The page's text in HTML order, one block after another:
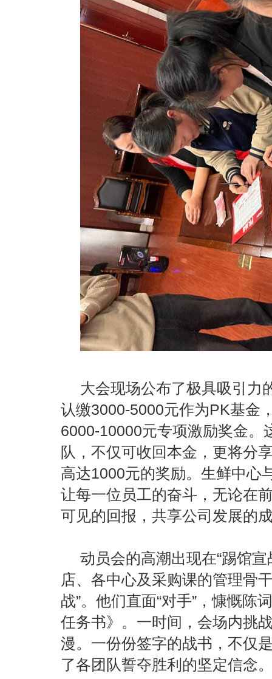
大会现场公布了极具吸引力
认缴3000-5000元作为PK基金
6000-10000元专项激励奖金。
队，不仅可收回本金，更将分
高达1000元的奖励。生鲜中心
让每一位员工的奋斗，无论在
可见的回报，共享公司发展的
动员会的高潮出现在“踢馆
店、各中心及采购课的管理骨
战”。他们直面“对手”，慷慨陈
任务书》。一时间，会场内挑
漫。一份份签字的战书，不仅
了各团队誓夺胜利的坚定信念